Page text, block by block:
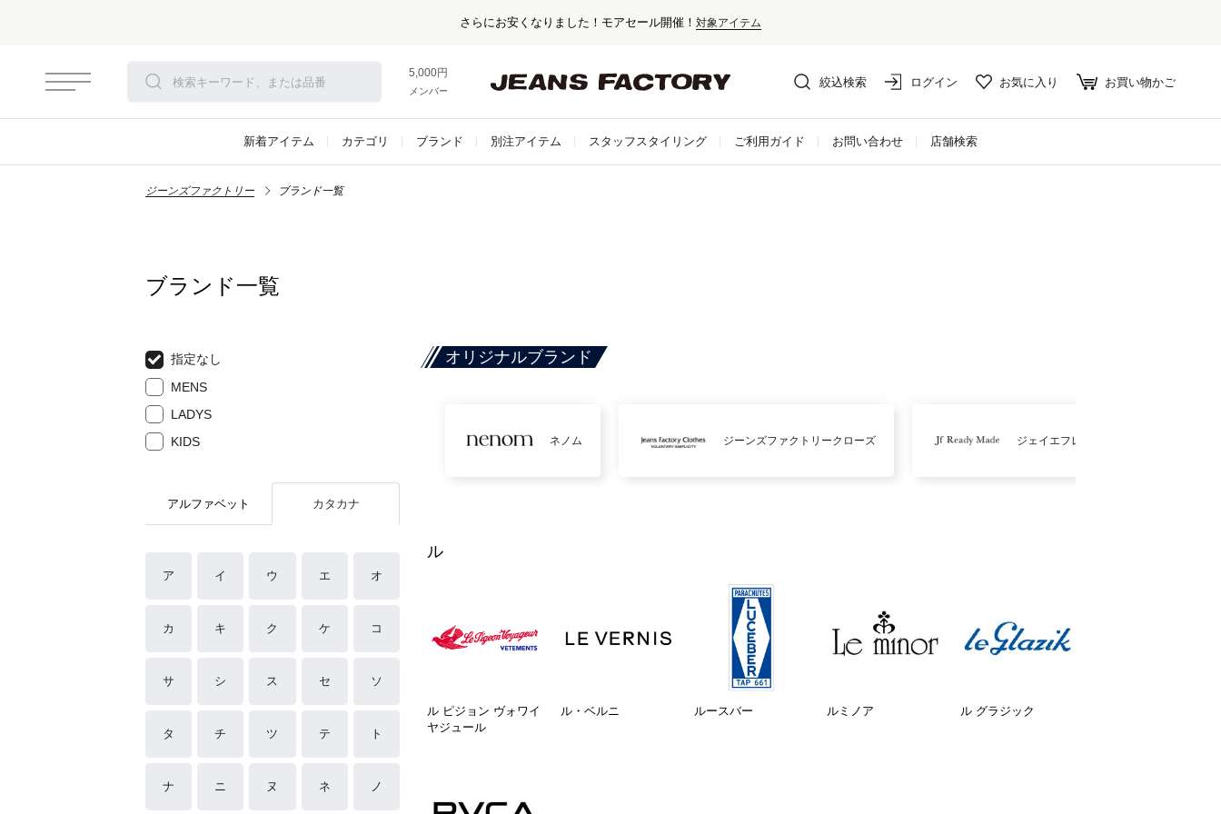
さらにお安くなりました！モアセール開催！ 対象アイテム
5,000円以上お買い上げで送料無料！
メンバー登録でお得な情報をゲット。さらに詳しく
絞込検索 ログイン お気に入り お買い物かご
新着アイテム カテゴリ ブランド 別注アイテム スタッフスタイリング ご利用ガイド お問い合わせ 店舗検索
ジーンズファクトリー ブランド一覧
ブランド一覧
指定なし
MENS
LADYS
KIDS
アルファベット カタカナ
ア イ ウ エ オ
カ キ ク ケ コ
サ シ ス セ ソ
タ チ ツ テ ト
ナ ニ ヌ ネ ノ
オリジナルブランド
ネノム ジーンズファクトリークローズ ジェイエフレディメイド
ル
ル ピジョン ヴォワイ
ヤジュール
ル・ベルニ ルースバー ルミノア ル グラジック